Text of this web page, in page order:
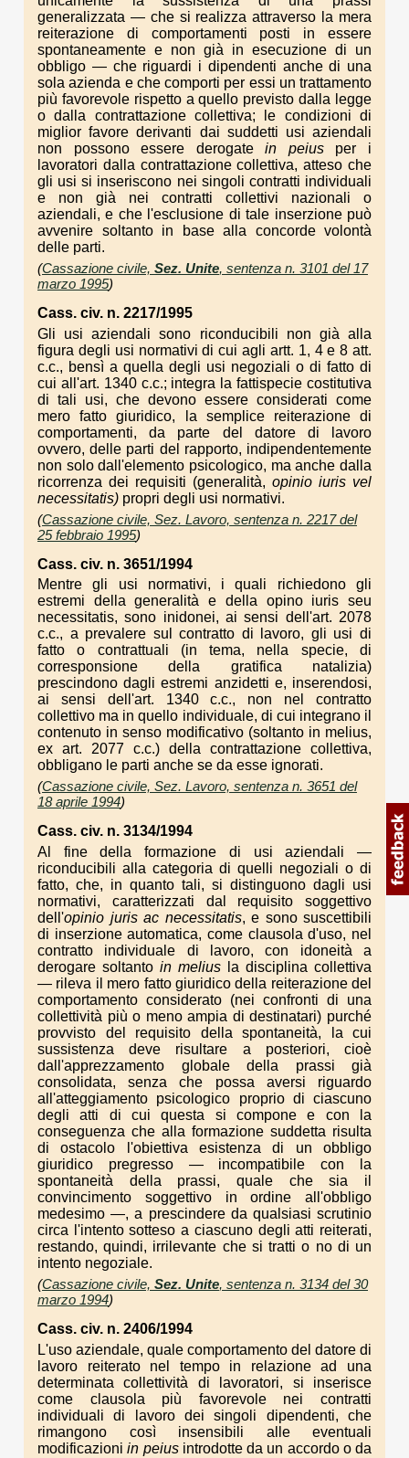
generalizzata — che si realizza attraverso la mera
reiterazione di comportamenti posti in essere
spontaneamente e non già in esecuzione di un
obbligo — che riguardi i dipendenti anche di una
sola azienda e che comporti per essi un trattamento
più favorevole rispetto a quello previsto dalla legge
o dalla contrattazione collettiva; le condizioni di
miglior favore derivanti dai suddetti usi aziendali
non possono essere derogatein peiusper i
lavoratori dalla contrattazione collettiva, atteso che
gli usi si inseriscono nei singoli contratti individuali
e non già nei contratti collettivi nazionali o
aziendali, e che l'esclusione di tale inserzione può
avvenire soltanto in base alla concorde volontà
delle parti.
(Cassazione civile, Sez. Unite, sentenza n. 3101 del 17
marzo 1995)
Cass. civ. n. 2217/1995
Gli usi aziendali sono riconducibili non già alla
figura degli usi normativi di cui agli artt. 1, 4 e 8 att.
c.c., bensì a quella degli usi negoziali o di fatto di
cui all'art. 1340 c.c.; integra la fattispecie costitutiva
di tali usi, che devono essere considerati come
mero fatto giuridico, la semplice reiterazione di
comportamenti, da parte del datore di lavoro
ovvero, delle parti del rapporto, indipendentemente
non solo dall'elemento psicologico, ma anche dalla
ricorrenza dei requisiti (generalità, opinio iuris vel
necessitatis) propri degli usi normativi.
(Cassazione civile, Sez. Lavoro, sentenza n. 2217 del
25 febbraio 1995)
Cass. civ. n. 3651/1994
Mentre gli usi normativi, i quali richiedono gli
estremi della generalità e della opino iuris seu
necessitatis, sono inidonei, ai sensi dell'art. 2078
c.c., a prevalere sul contratto di lavoro, gli usi di
fatto o contrattuali (in tema, nella specie, di
corresponsione della gratifica natalizia)
prescindono dagli estremi anzidetti e, inserendosi,
ai sensi dell'art. 1340 c.c., non nel contratto
collettivo ma in quello individuale, di cui integrano il
contenuto in senso modificativo (soltanto in melius,
ex art. 2077 c.c.) della contrattazione collettiva,
obbligano le parti anche se da esse ignorati.
(Cassazione civile, Sez. Lavoro, sentenza n. 3651 del
18 aprile 1994)
Cass. civ. n. 3134/1994
Al fine della formazione di usi aziendali —
riconducibili alla categoria di quelli negoziali o di
fatto, che, in quanto tali, si distinguono dagli usi
normativi, caratterizzati dal requisito soggettivo
dell'opinio juris ac necessitatis, e sono suscettibili
di inserzione automatica, come clausola d'uso, nel
contratto individuale di lavoro, con idoneità a
derogare soltanto in melius
la disciplina collettiva
— rileva il mero fatto giuridico della reiterazione del
comportamento considerato (nei confronti di una
collettività più o meno ampia di destinatari) purché
provvisto del requisito della spontaneità, la cui
sussistenza deve risultare a posteriori, cioè
dall'apprezzamento globale della prassi già
consolidata, senza che possa aversi riguardo
all'atteggiamento psicologico proprio di ciascuno
degli atti di cui questa si compone e con la
conseguenza che alla formazione suddetta risulta
di ostacolo l'obiettiva esistenza di un obbligo
giuridico pregresso — incompatibile con la
spontaneità della prassi, quale che sia il
convincimento soggettivo in ordine all'obbligo
medesimo —, a prescindere da qualsiasi scrutinio
circa l'intento sotteso a ciascuno degli atti reiterati,
restando, quindi, irrilevante che si tratti o no di un
intento negoziale.
(Cassazione civile, Sez. Unite, sentenza n. 3134 del 30
marzo 1994)
Cass. civ. n. 2406/1994
L'uso aziendale, quale comportamento del datore di
lavoro reiterato nel tempo in relazione ad una
determinata collettività di lavoratori, si inserisce
come clausola più favorevole nei contratti
individuali di lavoro dei singoli dipendenti, che
rimangono così insensibili alle eventuali
modificazioniin peiusintrodotte da un accordo o da